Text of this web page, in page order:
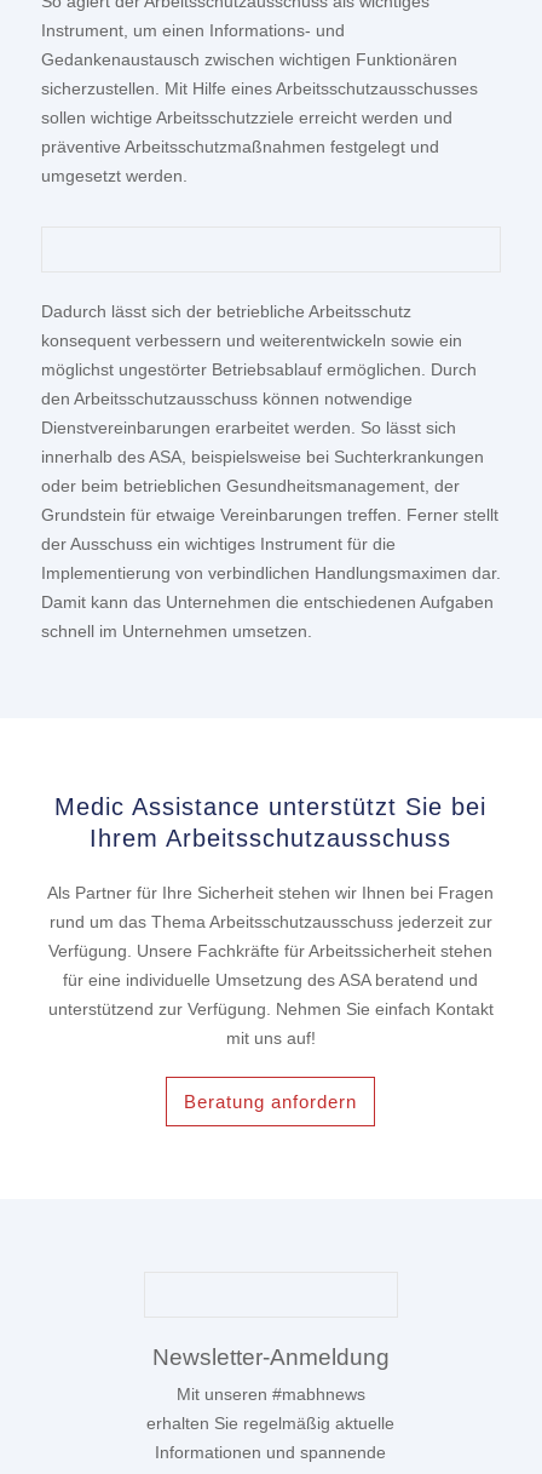
Instrument, um einen Informations- und
Gedankenaustausch zwischen wichtigen Funktionären
sicherzustellen. Mit Hilfe eines Arbeitsschutzausschusses
sollen wichtige Arbeitsschutzziele erreicht werden und
präventive Arbeitsschutzmaßnahmen festgelegt und
umgesetzt werden.
Dadurch lässt sich der betriebliche Arbeitsschutz
konsequent verbessern und weiterentwickeln sowie ein
möglichst ungestörter Betriebsablauf ermöglichen.
Durch
den Arbeitsschutzausschuss können notwendige
Dienstvereinbarungen erarbeitet werden. So lässt sich
innerhalb des ASA, beispielsweise bei Suchterkrankungen
oder beim betrieblichen Gesundheitsmanagement, der
Grundstein für etwaige Vereinbarungen treffen. Ferner stellt
der Ausschuss ein wichtiges Instrument für die
Implementierung von verbindlichen Handlungsmaximen dar.
Damit kann das Unternehmen die entschiedenen Aufgaben
schnell im Unternehmen umsetzen.
Medic Assistance unterstützt Sie bei
Ihrem Arbeitsschutzausschuss
Als Partner für Ihre Sicherheit stehen wir Ihnen bei Fragen
rund um das Thema Arbeitsschutzausschuss jederzeit zur
Verfügung. Unsere Fachkräfte für Arbeitssicherheit stehen
für eine individuelle Umsetzung des ASA beratend und
unterstützend zur Verfügung. Nehmen Sie einfach Kontakt
mit uns auf!
Beratung anfordern
Newsletter-Anmeldung
Mit unseren #mabhnews
erhalten Sie regelmäßig aktuelle
Informationen und spannende